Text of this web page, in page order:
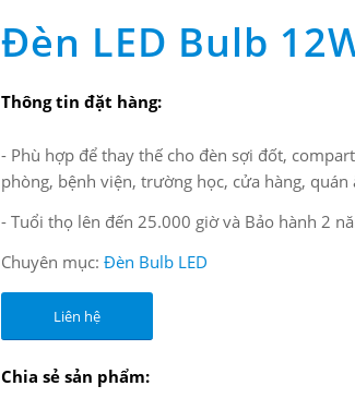
Đèn LED Bulb
Thông tin đặt hàng:
- Phù hợp để thay thế cho đèn sợi đốt,
phòng, bệnh viện, trường học, cửa hàng, quán
- Tuổi thọ lên đến 25.000 giờ và Bảo hành 2
Chuyên mục: Đèn Bulb LED
Liên hệ
Chia sẻ sản phẩm: